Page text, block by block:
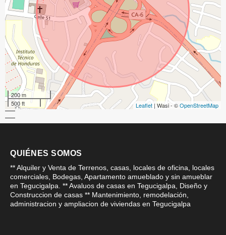
200 m
500 ft
Leaflet | Wasi - ©OpenStreetMap
QUIÉNES SOMOS
** Alquiler y Venta de Terrenos, casas, locales de oficina, locales
comerciales, Bodegas, Apartamento amueblado y sin amueblar
en Tegucigalpa. ** Avaluos de casas en Tegucigalpa, Diseño y
Construccion de casas ** Mantenimiento, remodelación,
administracion y ampliacion de viviendas en Tegucigalpa